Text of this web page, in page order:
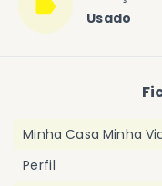
Usado
Minha Casa Minha
Perfil